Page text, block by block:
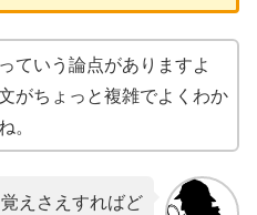
ていう論点がありますよ
がちょっと複雑でよくわか
。
えさえすればど